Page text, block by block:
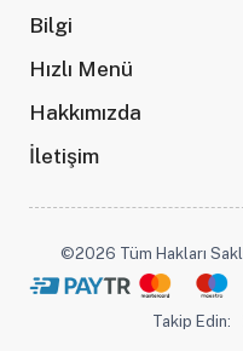
Bilgi
Hızlı Menü
Hakkımızda
İletişim
©2026 Tüm Hakları
Takip Edin: